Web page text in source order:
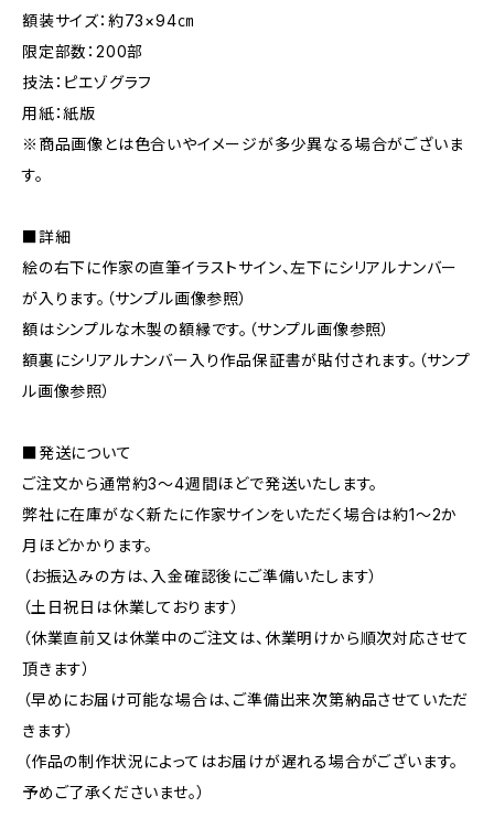
額装サイズ：約73×94㎝
限定部数：200部
技法：ピエゾグラフ
用紙：紙版
※商品画像とは色合いやイメージが多少異なる場合がございま
す。
■詳細
絵の右下に作家の直筆イラストサイン、左下にシリアルナンバー
が入ります。（サンプル画像参照）
額はシンプルな木製の額縁です。（サンプル画像参照）
額裏にシリアルナンバー入り作品保証書が貼付されます。（サンプ
ル画像参照）
■発送について
ご注文から通常約3〜4週間ほどで発送いたします。
弊社に在庫がなく新たに作家サインをいただく場合は約1〜2か
月ほどかかります。
（お振込みの方は、入金確認後にご準備いたします）
（土日祝日は休業しております）
（休業直前又は休業中のご注文は、休業明けから順次対応させて
頂きます）
（早めにお届け可能な場合は、ご準備出来次第納品させていただ
きます）
（作品の制作状況によってはお届けが遅れる場合がございます。
予めご了承くださいませ。）